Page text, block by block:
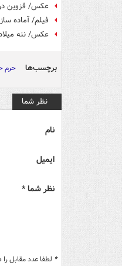
عکس/ قزوین
فیلم/ آماده
عکس/ ننه
برچسب‌ها حرم
نظر شما
نام
ایمیل
نظر شما *
* لطفا عدد مقابل